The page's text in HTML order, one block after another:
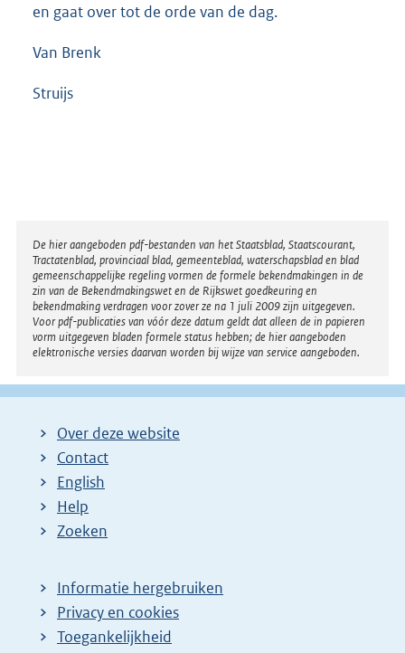
en gaat over tot de orde van de dag.
Van Brenk
Struijs
Disclaimer
De hier aangeboden pdf-bestanden van het Staatsblad, Staatscourant,
Tractatenblad, provinciaal blad, gemeenteblad, waterschapsblad en blad
gemeenschappelijke regeling vormen de formele bekendmakingen in de
zin van de Bekendmakingswet en de Rijkswet goedkeuring en
bekendmaking verdragen voor zover ze na 1 juli 2009 zijn uitgegeven.
Voor pdf-publicaties van vóór deze datum geldt dat alleen de in papieren
vorm uitgegeven bladen formele status hebben; de hier aangeboden
elektronische versies daarvan worden bij wijze van service aangeboden.
Over deze website
Contact
English
Help
Zoeken
Informatie hergebruiken
Privacy en cookies
Toegankelijkheid